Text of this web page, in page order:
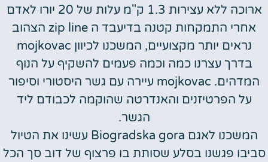
ארוכה ללא עצירות 1.3 ק"מ עלות של 20 יורו לאדם
אחרי התמקחות קטנה בדיעבד ה zip line הצהוב
נראים יותר מקצועיים, המשכנו לכיוון mojkovac
בדרך עצרנו כמה וכמה פעמים להשקיף על הנוף
המדהים. mojkovac עיירה עם גשר היסטורי וסיפור
על הפרטיזנים והאנדרטה שהוקמה לכבודם ליד
הגשר.
המשכנו לאגם Biogradska gora עשינו את הטיול
סביבו פגשנו בסלע שסותת בו פרצוף של דוב סך הכל